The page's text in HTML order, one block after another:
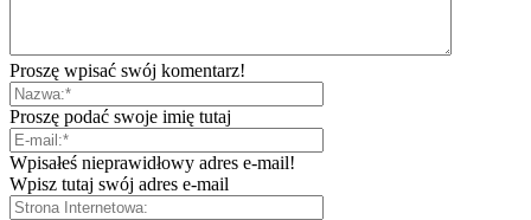
Proszę wpisać swój komentarz!
Proszę podać swoje imię tutaj
Wpisałeś nieprawidłowy adres e-mail!
Wpisz tutaj swój adres e-mail